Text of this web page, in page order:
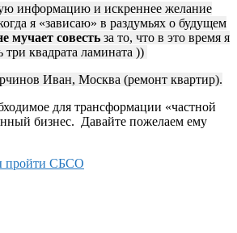
информацию и искреннее желание
я «зависаю» в раздумьях о будущем
мучает совесть за то, что в это время я
три квадрата ламината ))
Иван, Москва (ремонт квартир).
для трансформации «частной
бизнес. Давайте пожелаем ему
пройти СБСО